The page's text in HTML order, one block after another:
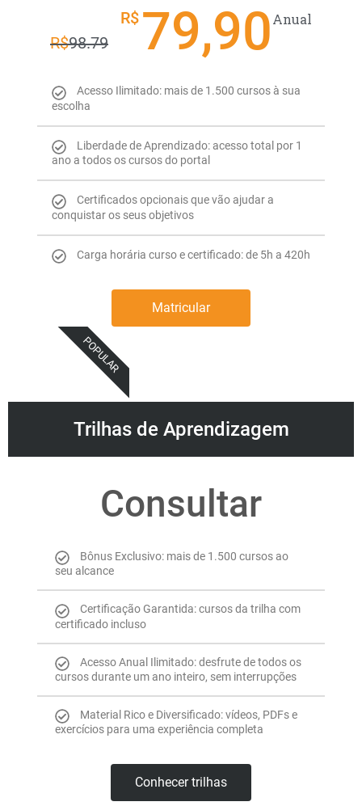
R$98.79
R$ 79,90Anual
Acesso Ilimitado: mais de 1.500 cursos à sua
escolha
Liberdade de Aprendizado: acesso total por 1
ano a todos os cursos do portal
Certificados opcionais que vão ajudar a
conquistar os seus objetivos
Carga horária curso e certificado: de 5h a 420h
Matricular
POPULAR
Trilhas de Aprendizagem
Consultar
Bônus Exclusivo: mais de 1.500 cursos ao
seu alcance
Certificação Garantida: cursos da trilha com
certificado incluso
Acesso Anual Ilimitado: desfrute de todos os
cursos durante um ano inteiro, sem interrupções
Material Rico e Diversificado: vídeos, PDFs e
exercícios para uma experiência completa
Conhecer trilhas